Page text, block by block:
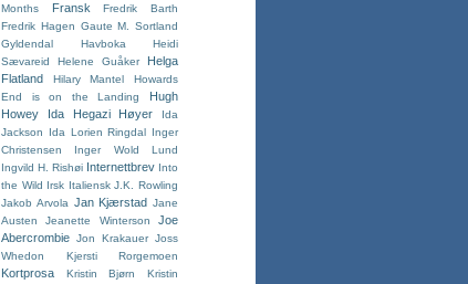
Months
Fransk
Fredrik Barth
Fredrik Hagen Gaute M. Sortland
Gyldendal
Havboka
Heidi
Sævareid
Helene Guåker
Helga
Flatland
Hilary Mantel
Howards
End is on the Landing
Hugh
Howey
Ida Hegazi Høyer
Ida
Jackson
Ida Lorien Ringdal
Inger
Christensen
Inger Wold Lund
Ingvild H. Rishøi Internettbrev Into
the Wild
Irsk Italiensk J.K. Rowling
Jakob Arvola Jan Kjærstad Jane
Austen
Jeanette Winterson
Joe
Abercrombie Jon Krakauer Joss
Whedon
Kjersti Rorgemoen
Kortprosa Kristin Bjørn
Kristin